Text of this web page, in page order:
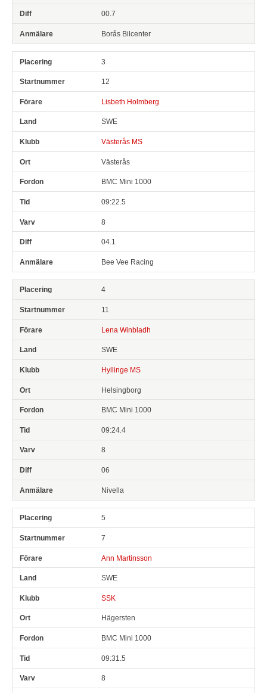
00.7
Borås Bilcenter
3
12
Lisbeth Holmberg
SWE
Västerås MS
Västerås
BMC Mini 1000
09:22.5
8
04.1
Bee Vee Racing
4
11
Lena Winbladh
SWE
Hyllinge MS
Helsingborg
BMC Mini 1000
09:24.4
8
06
Nivella
5
7
Ann Martinsson
SWE
SSK
Hägersten
BMC Mini 1000
09:31.5
8